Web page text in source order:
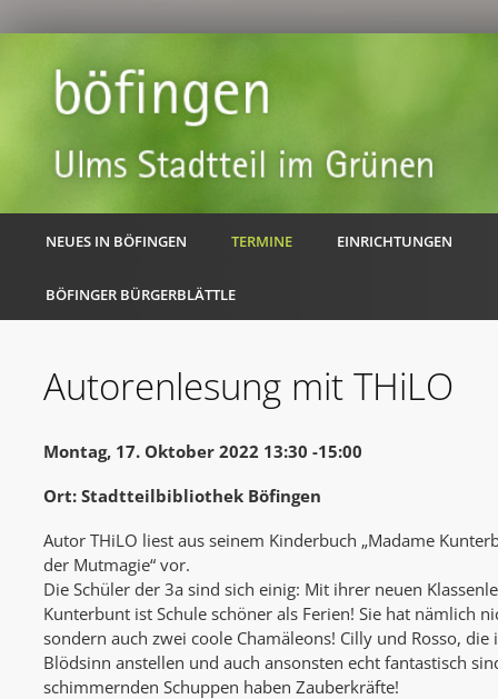
NEUES IN BÖFINGEN TERMINE EINRICHTUNGEN
BÖFINGER BÜRGERBLÄTTLE
Autorenlesung mit THiLO
Montag, 17. Oktober 2022 13:30 -15:00
Ort: Stadtteilbibliothek Böfingen
Autor THiLO liest aus seinem Kinderbuch „Madame
der Mutmagie“ vor.
Die Schüler der 3a sind sich einig: Mit ihrer neuen
Kunterbunt ist Schule schöner als Ferien! Sie hat nämlich
sondern auch zwei coole Chamäleons! Cilly und Rosso,
Blödsinn anstellen und auch ansonsten echt fantastisch
schimmernden Schuppen haben Zauberkräfte!